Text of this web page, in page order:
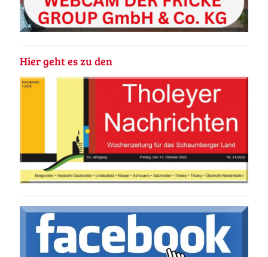
Hier geht es zu den